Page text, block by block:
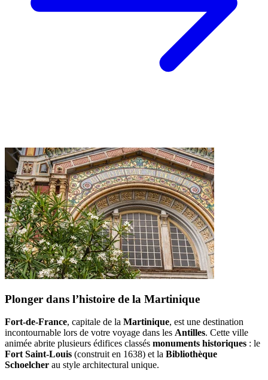
Plonger dans l’histoire de la Martinique
Fort-de-France, capitale de la Martinique, est une destination
incontournable lors de votre voyage dans les Antilles. Cette ville
animée abrite plusieurs édifices classés monuments historiques : le
Fort Saint-Louis (construit en 1638) et la Bibliothèque
Schoelcher au style architectural unique.